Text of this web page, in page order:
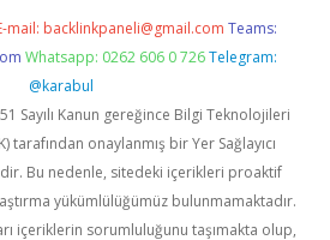
mail: backlinkpaneli@gmail.com Teams:
Whatsapp: 0262 606 0 726 Telegram:
@karabul
Sayılı Kanun gereğince Bilgi Teknolojileri
tarafından onaylanmış bir Yer Sağlayıcı
Bu nedenle, sitedeki içerikleri proaktif
yükümlülüğümüz bulunmamaktadır.
içeriklerin sorumluluğunu taşımakta olup,